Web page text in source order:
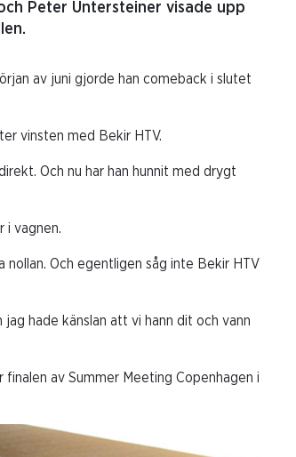
Peter Untersteiner visade upp
av juni gjorde han comeback i slutet
vinsten med Bekir HTV.
Och nu har han hunnit med drygt
i vagnen.
Och egentligen såg inte Bekir HTV
hade känslan att vi hann dit och vann
av Summer Meeting Copenhagen i